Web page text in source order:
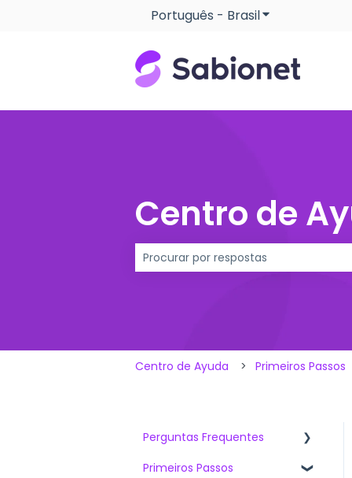
Português - BrasilMostrar
Centro de
Centro de Ayuda Primeiros Passos
Perguntas Frequentes
Artigos mais vistos
Primeiros Passos